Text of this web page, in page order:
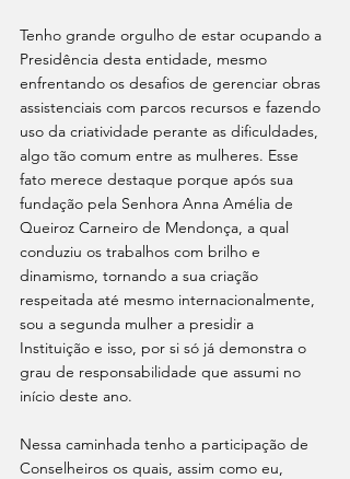
Tenho grande orgulho de estar ocupando a
Presidência desta entidade, mesmo
enfrentando os desafios de gerenciar obras
assistenciais com parcos recursos e fazendo
uso da criatividade perante as dificuldades,
algo tão comum entre as mulheres. Esse
fato merece destaque porque após sua
fundação pela Senhora Anna Amélia de
Queiroz Carneiro de Mendonça, a qual
conduziu os trabalhos com brilho e
dinamismo, tornando a sua criação
respeitada até mesmo internacionalmente,
sou a segunda mulher a presidir a
Instituição e isso, por si só já demonstra o
grau de responsabilidade que assumi no
início deste ano.
Nessa caminhada tenho a participação de
Conselheiros os quais, assim como eu,